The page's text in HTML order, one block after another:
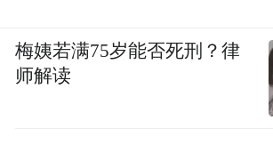
梅姨若满75岁能否死刑？律
师解读